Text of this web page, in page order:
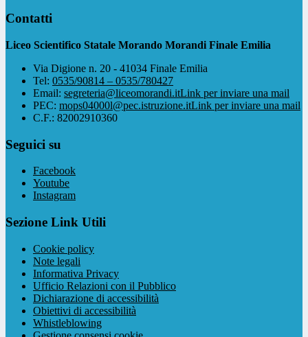
Contatti
Liceo Scientifico Statale Morando Morandi Finale Emilia
Via Digione n. 20 - 41034 Finale Emilia
Tel: 0535/90814 – 0535/780427
Email: segreteria@liceomorandi.itLink per inviare una mail
PEC: mops04000l@pec.istruzione.itLink per inviare una mail
C.F.: 82002910360
Seguici su
Facebook
Youtube
Instagram
Sezione Link Utili
Cookie policy
Note legali
Informativa Privacy
Ufficio Relazioni con il Pubblico
Dichiarazione di accessibilità
Obiettivi di accessibilità
Whistleblowing